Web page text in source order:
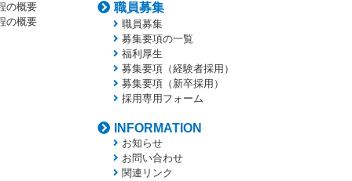
の概要
の概要
職員募集
職員募集
募集要項の一覧
福利厚生
募集要項（経験者採用）
募集要項（新卒採用）
採用専用フォーム
INFORMATION
お知らせ
お問い合わせ
関連リンク